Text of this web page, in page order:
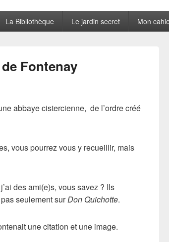
La Bibliothèque Le jardin secret Mon
Fontenay
abbaye cistercienne, de l’ordre créé
vous pourrez vous y recueillir, mais
des ami(e)s, vous savez ? Ils
seulement surDon Quichotte.
une citation et une image.